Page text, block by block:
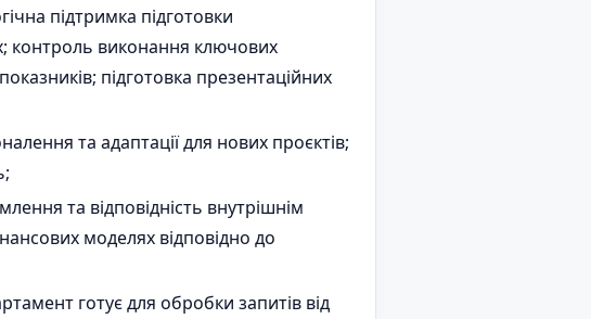
підтримка підготовки
контроль виконання ключових
підготовка презентаційних
та адаптації для нових проєктів;
та відповідність внутрішнім
моделях відповідно до
готує для обробки запитів від